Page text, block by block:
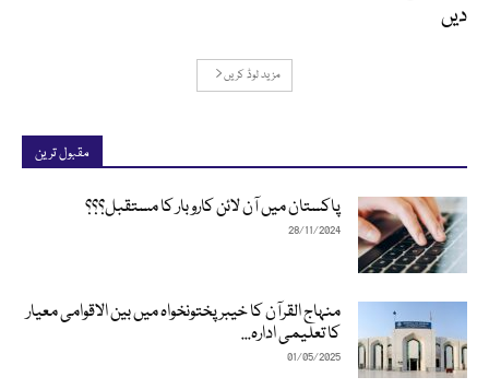
دیں
مزید لوڈ کریں
مقبول ترین
پاکستان میں آن لائن کاروبار کا مستقبل؟؟؟
28/11/2024
منہاج القرآن کا خیبرپختونخواہ میں بین الاقوامی معیار
کا تعلیمی ادارہ...
01/05/2025